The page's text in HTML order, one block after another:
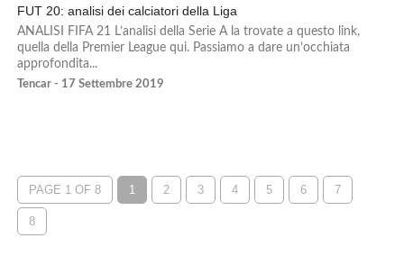
FUT 20: analisi dei calciatori della Liga
ANALISI FIFA 21 L’analisi della Serie A la trovate a questo link,
quella della Premier League qui. Passiamo a dare un’occhiata
approfondita...
Tencar - 17 Settembre 2019
PAGE 1 OF 8 1 2 3 4 5 6 7
8